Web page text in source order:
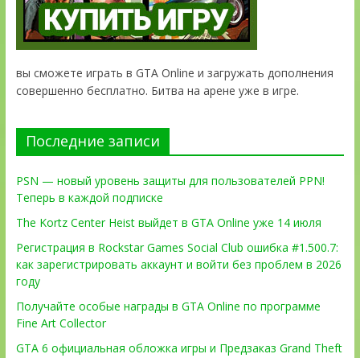
вы сможете играть в GTA Online и загружать дополнения
совершенно бесплатно. Битва на арене уже в игре.
Последние записи
PSN — новый уровень защиты для пользователей PPN!
Теперь в каждой подписке
The Kortz Center Heist выйдет в GTA Online уже 14 июля
Регистрация в Rockstar Games Social Club ошибка #1.500.7:
как зарегистрировать аккаунт и войти без проблем в 2026
году
Получайте особые награды в GTA Online по программе
Fine Art Collector
GTA 6 официальная обложка игры и Предзаказ Grand Theft